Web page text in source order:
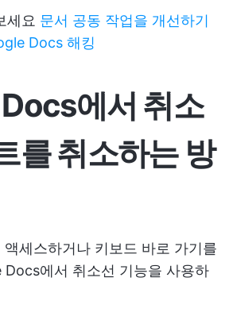
세요 문서 공동 작업을 개선하기
Docs 해킹
에서 취소
를 취소하는 방
세스하거나 키보드 바로 가기를
Docs에서 취소선 기능을 사용하